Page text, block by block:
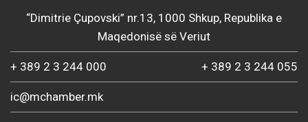
“Dimitrie Çupovski” nr.13, 1000 Shkup, Republika e
Maqedonisë së Veriut
+ 389 2 3 244 000 + 389 2 3 244 055
ic@mchamber.mk